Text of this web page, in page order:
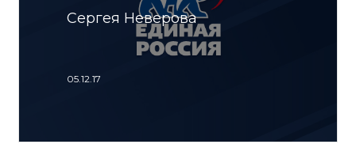
Сергея Неверова
05.12.17